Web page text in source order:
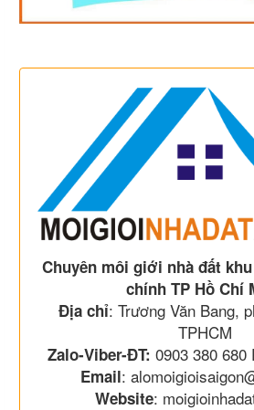
Chuyên môi giới nhà đất
chính TP Hồ Chí
Địa chỉ: Trương Văn Bang,
TPHCM
Zalo-Viber-ĐT: 0903 380 680
Email:
Website: